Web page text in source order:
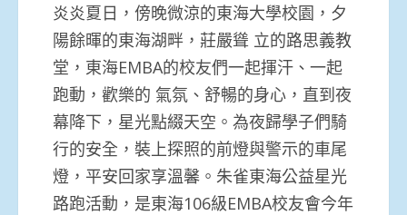
炎炎夏日，傍晚微涼的東海大學校園，夕
陽餘暉的東海湖畔，莊嚴聳 立的路思義教
堂，東海EMBA的校友們一起揮汗、一起
跑動，歡樂的 氣氛、舒暢的身心，直到夜
幕降下，星光點綴天空。為夜歸學子們騎
行的安全，裝上探照的前燈與警示的車尾
燈，平安回家享溫馨。朱雀東海公益星光
路跑活動，是東海106級EMBA校友會今年